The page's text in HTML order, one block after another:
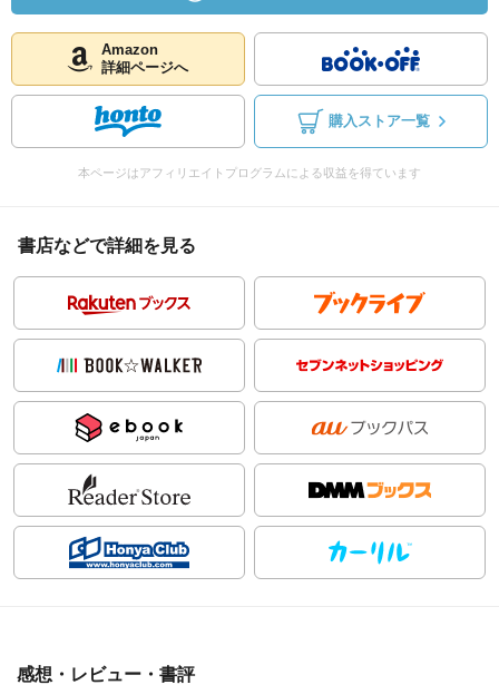
Amazon
詳細ページへ
購入ストア一覧
本ページはアフィリエイトプログラムによる収益を得ています
書店などで詳細を見る
感想・レビュー・書評